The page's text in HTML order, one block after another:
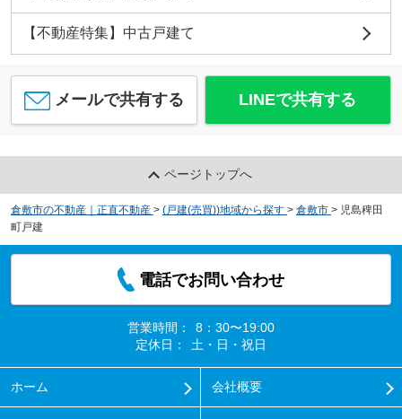
【不動産特集】中古戸建て
メールで共有する LINEで共有する
ページトップへ
倉敷市の不動産｜正直不動産 > (戸建(売買))地域から探す > 倉敷市 > 児島稗田
町戸建
電話でお問い合わせ
営業時間：
8：30〜19:00
定休日：
土・日・祝日
ホーム 会社概要